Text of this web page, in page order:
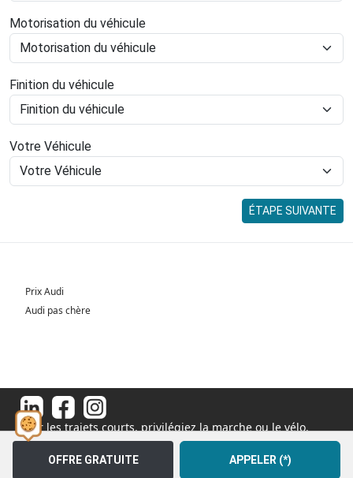
OFFRE GRATUITE APPELER (*)
Motorisation du véhicule
Finition du véhicule
Votre Véhicule
ÉTAPE SUIVANTE
Prix Audi
Audi pas chère
Pour les trajets courts, privilégiez la marche ou le vélo.
#SeDéplacerMoinsPolluer
© 2026 - Tous droits réservés S.A.S au capital de 1 000 000€
11 Rue de l'Orme, 91540 Fontenay-le-Vicomte